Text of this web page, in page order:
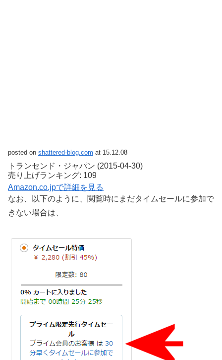
posted on shattered-blog.com at 15.12.08
トランセンド・ジャパン (2015-04-30)
売り上げランキング: 109
Amazon.co.jpで詳細を見る
なお、以下のように、閲覧時にまだタイムセールに参加で
きない場合は、